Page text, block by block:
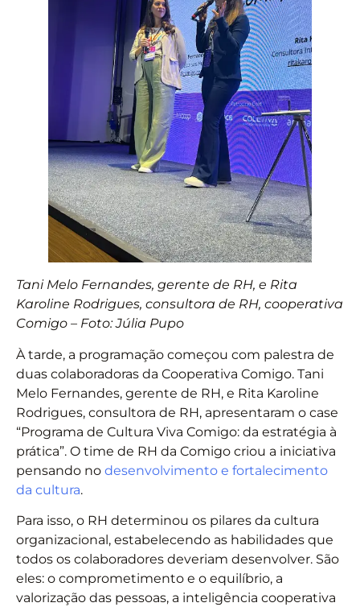
Tani Melo Fernandes, gerente de RH, e Rita
Karoline Rodrigues, consultora de RH, cooperativa
Comigo – Foto: Júlia Pupo
À tarde, a programação começou com palestra de
duas colaboradoras da Cooperativa Comigo. Tani
Melo Fernandes, gerente de RH, e Rita Karoline
Rodrigues, consultora de RH, apresentaram o case
“Programa de Cultura Viva Comigo: da estratégia à
prática”. O time de RH da Comigo criou a iniciativa
pensando no desenvolvimento e fortalecimento
da cultura.
Para isso, o RH determinou os pilares da cultura
organizacional, estabelecendo as habilidades que
todos os colaboradores deveriam desenvolver. São
eles: o comprometimento e o equilíbrio, a
valorização das pessoas, a inteligência cooperativa